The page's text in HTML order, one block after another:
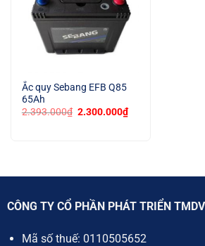
Ắc quy Sebang EFB Q85
65Ah
2.393.000₫ Giá
2.300.000₫Giá
hiện
CÔNG TY CỔ PHẦN PHÁT TRIỂN
Mã số thuế: 0110505652